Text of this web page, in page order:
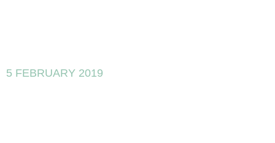
5 FEBRUARY 2019